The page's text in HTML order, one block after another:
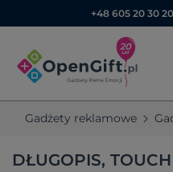
+48 605 20 30 20
Gadżety reklamowe
DŁUGOPIS,